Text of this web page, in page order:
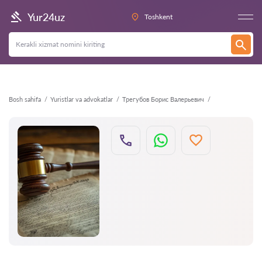
Yur24uz Toshkent
Bosh sahifa Yuristlar va advokatlar Трегубов Борис Валерьевич
Orqaga